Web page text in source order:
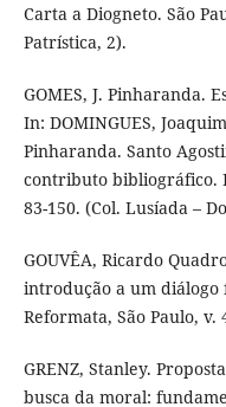
Carta a Diogneto. São
Patrística, 2).
GOMES, J. Pinharanda.
In: DOMINGUES,
Pinharanda. Santo
contributo bibliográfico.
83-150. (Col. Lusíada –
GOUVÊA, Ricardo
introdução a um diálogo
Reformata, São Paulo, v.
GRENZ, Stanley.
busca da moral: